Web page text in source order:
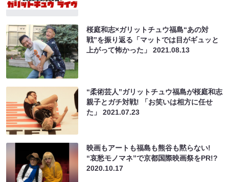
桜庭和志×ガリットチュウ福島“あの対
戦”を振り返る「マットでは目がギュッと
上がって怖かった」2021.08.13
“柔術芸人”ガリットチュウ福島が桜庭和志
親子とガチ対戦! 「お笑いは相方に任せ
た」2021.07.23
映画もアートも福島も熊谷も黙らない!
“哀愁モノマネ”で京都国際映画祭をPR!?
2020.10.17